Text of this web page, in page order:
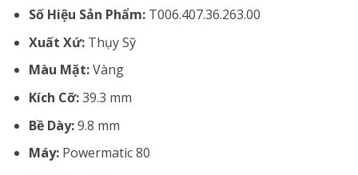
Số Hiệu Sản Phẩm:T006.407.36.263.00
Xuất Xứ:Thụy Sỹ
Màu Mặt:Vàng
Kích Cỡ:39.3 mm
Bề Dày:9.8 mm
Máy:Powermatic 80